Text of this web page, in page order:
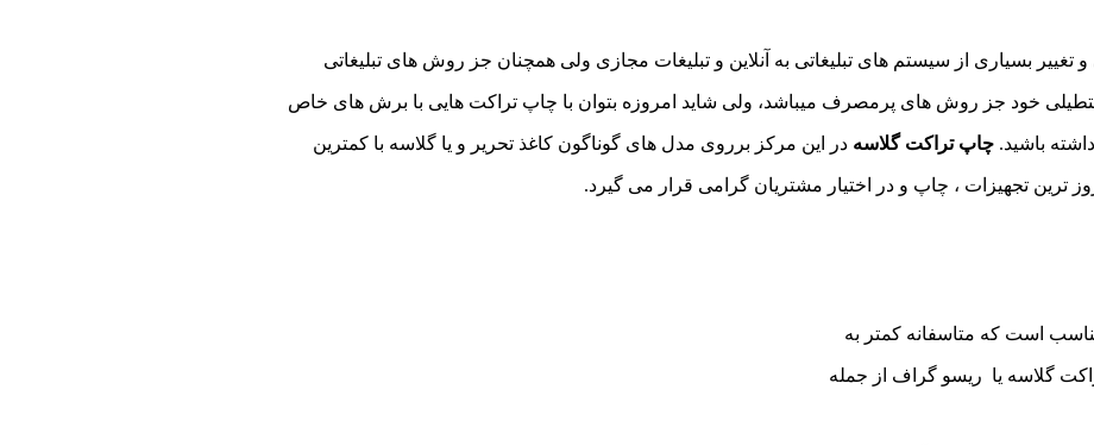
تغییر بسیاری از سیستم های تبلیغاتی به آنلاین و تبلیغات مجازی ولی همچنان جز روش های تبلیغاتی
خود جز روش های پرمصرف میباشد، ولی شاید امروزه بتوان با چاپ تراکت هایی با برش های خاص
باشید. چاپ تراکت گلاسه در این مرکز برروی مدل های گوناگون کاغذ تحریر و یا گلاسه با کمترین
ترین تجهیزات ، چاپ و در اختیار مشتریان گرامی قرار می گیرد.
است که متاسفانه کمتر به
گلاسه یا ریسو گراف از جمله